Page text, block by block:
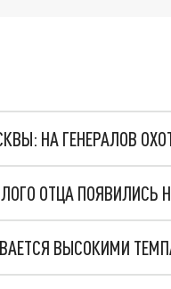
НА ГЕНЕРАЛОВ
ОТЦА ПОЯВИЛИСЬ
ВЫСОКИМИ